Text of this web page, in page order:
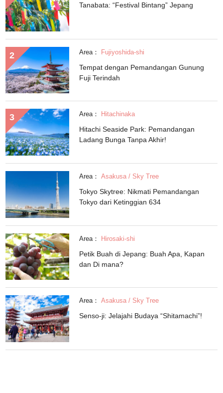
Tanabata: “Festival Bintang” Jepang
Area： Fujiyoshida-shi
Tempat dengan Pemandangan Gunung
Fuji Terindah
Area： Hitachinaka
Hitachi Seaside Park: Pemandangan
Ladang Bunga Tanpa Akhir!
Area： Asakusa / Sky Tree
Tokyo Skytree: Nikmati Pemandangan
Tokyo dari Ketinggian 634
Area： Hirosaki-shi
Petik Buah di Jepang: Buah Apa, Kapan
dan Di mana?
Area： Asakusa / Sky Tree
Senso-ji: Jelajahi Budaya “Shitamachi”!